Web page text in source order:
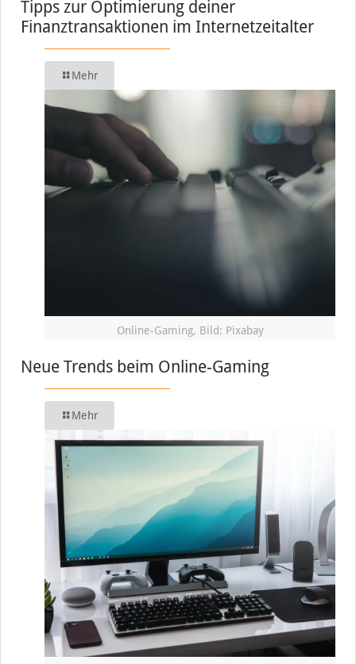
Tipps zur Optimierung deiner
Finanztransaktionen im Internetzeitalter
Mehr
Online-Gaming, Bild: Pixabay
Neue Trends beim Online-Gaming
Mehr